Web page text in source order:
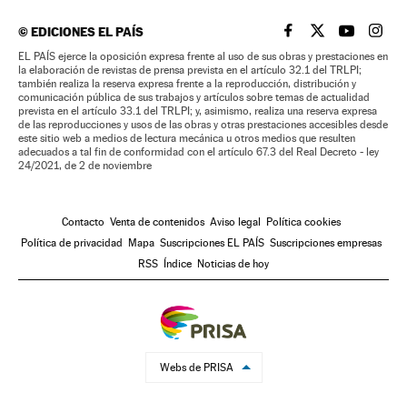
©EDICIONES EL PAÍS EL PAÍS BRASIL EN
EL PAÍSEL PAÍS
EL
EL PAÍS ejerce la oposición expresa frente al uso de sus obras y prestaciones en
la elaboración de revistas de prensa prevista en el artículo 32.1 del TRLPI;
también realiza la reserva expresa frente a la reproducción, distribución y
comunicación pública de sus trabajos y artículos sobre temas de actualidad
prevista en el artículo 33.1 del TRLPI; y, asimismo, realiza una reserva expresa
de las reproducciones y usos de las obras y otras prestaciones accesibles desde
este sitio web a medios de lectura mecánica u otros medios que resulten
adecuados a tal fin de conformidad con el artículo 67.3 del Real Decreto - ley
24/2021, de 2 de noviembre
Contacto Venta de contenidos Aviso legal
Política cookies
Política de privacidad
Mapa Suscripciones EL PAÍS Suscripciones empresas
RSS
Índice Noticias de hoy
Webs de PRISA